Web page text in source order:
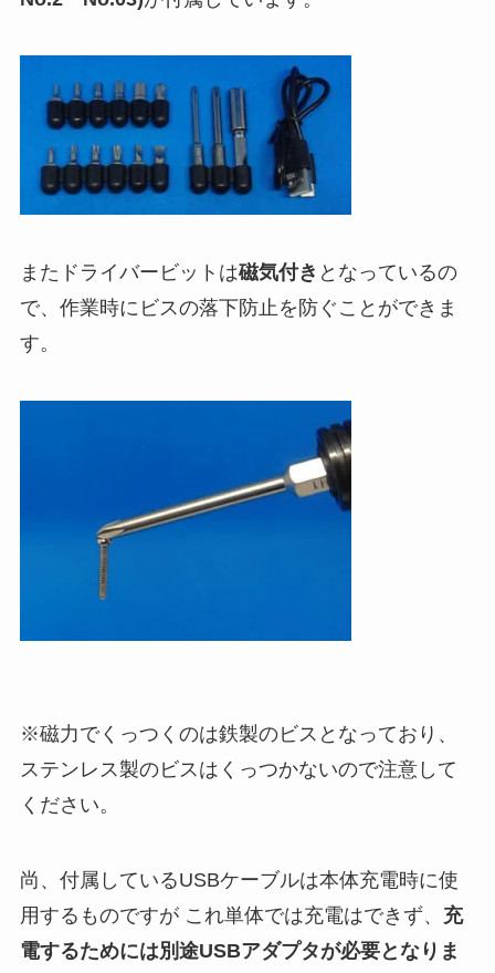
またドライバービットは磁気付き となっているの
で、作業時にビスの落下防止を防ぐことができま
す。
※磁力でくっつくのは鉄製のビスとなっており、
ステンレス製のビスはくっつかないので注意して
ください。
尚、付属しているUSBケーブルは本体充電時に使
用するものですが これ単体では充電はできず、 充
電するためには別途USBアダプタが必要となりま